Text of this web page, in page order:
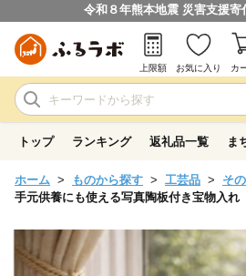
令和８年熊本地震 災害支援寄
上限額 お気に入り カ
トップ ランキング 返礼品一覧 ま
ホーム ものから探す 工芸品
そ
手元供養にも使える写真陶板付き宝物入れ